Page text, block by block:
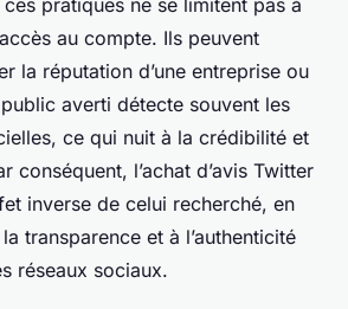
pratiques ne se limitent pas à
au compte. Ils peuvent
la réputation d’une entreprise ou
averti détecte souvent les
ce qui nuit à la crédibilité et
conséquent, l’achat d’avis Twitter
inverse de celui recherché, en
transparence et à l’authenticité
réseaux sociaux.